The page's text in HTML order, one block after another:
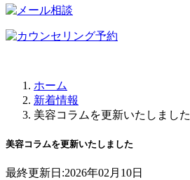
ホーム
新着情報
美容コラムを更新いたしました
美容コラムを更新いたしました
最終更新日:2026年02月10日